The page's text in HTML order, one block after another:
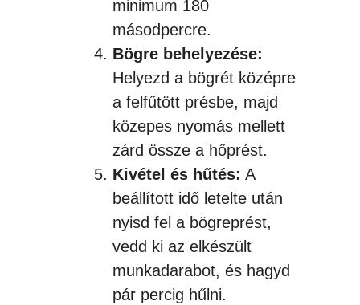
minimum 180
másodpercre.
Bögre behelyezése:
Helyezd a bögrét középre
a felfűtött présbe, majd
közepes nyomás mellett
zárd össze a hőprést.
Kivétel és hűtés: A
beállított idő letelte után
nyisd fel a bögreprést,
vedd ki az elkészült
munkadarabot, és hagyd
pár percig hűlni.